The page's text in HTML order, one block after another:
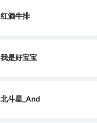
红酒牛排
我是好宝宝
北斗星_And